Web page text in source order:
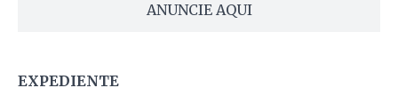
ANUNCIE AQUI
EXPEDIENTE